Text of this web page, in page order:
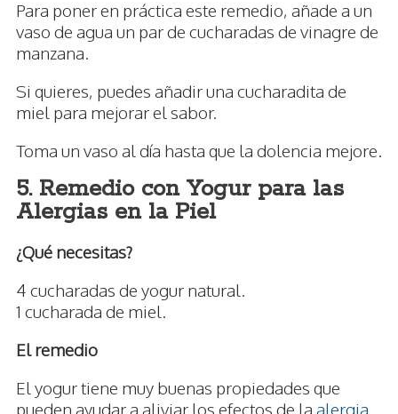
Para poner en práctica este remedio, añade a un
vaso de agua un par de cucharadas de vinagre de
manzana.
Si quieres, puedes añadir una cucharadita de
miel para mejorar el sabor.
Toma un vaso al día hasta que la dolencia mejore.
5. Remedio con Yogur para las
Alergias en la Piel
¿Qué necesitas?
4 cucharadas de yogur natural.
1 cucharada de miel.
El remedio
El yogur tiene muy buenas propiedades que
pueden ayudar a aliviar los efectos de la alergia